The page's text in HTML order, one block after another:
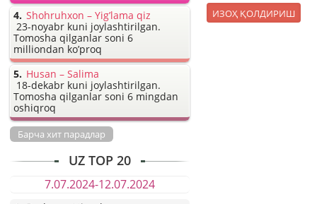
Shohruhxon – Yig’lama qiz
23-noyabr kuni joylashtirilgan.
Tomosha qilganlar soni 6
milliondan ko’proq
Husan – Salima
18-dekabr kuni joylashtirilgan.
Tomosha qilganlar soni 6 mingdan
oshiqroq
Барча хит парадлар
UZ TOP 20
7.07.2024-12.07.2024